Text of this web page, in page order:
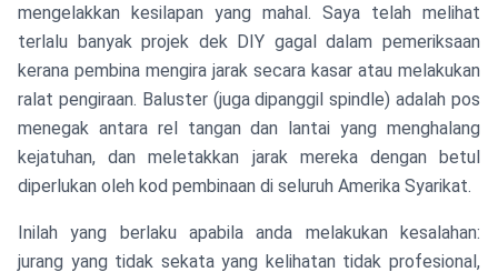
mengelakkan kesilapan yang mahal. Saya telah melihat
terlalu banyak projek dek DIY gagal dalam pemeriksaan
kerana pembina mengira jarak secara kasar atau melakukan
ralat pengiraan. Baluster (juga dipanggil spindle) adalah pos
menegak antara rel tangan dan lantai yang menghalang
kejatuhan, dan meletakkan jarak mereka dengan betul
diperlukan oleh kod pembinaan di seluruh Amerika Syarikat.
Inilah yang berlaku apabila anda melakukan kesalahan:
jurang yang tidak sekata yang kelihatan tidak profesional,